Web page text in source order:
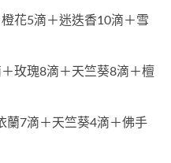
花5滴＋迷迭香10滴＋雪
玫瑰8滴＋天竺葵8滴＋檀
蘭7滴＋天竺葵4滴＋佛手